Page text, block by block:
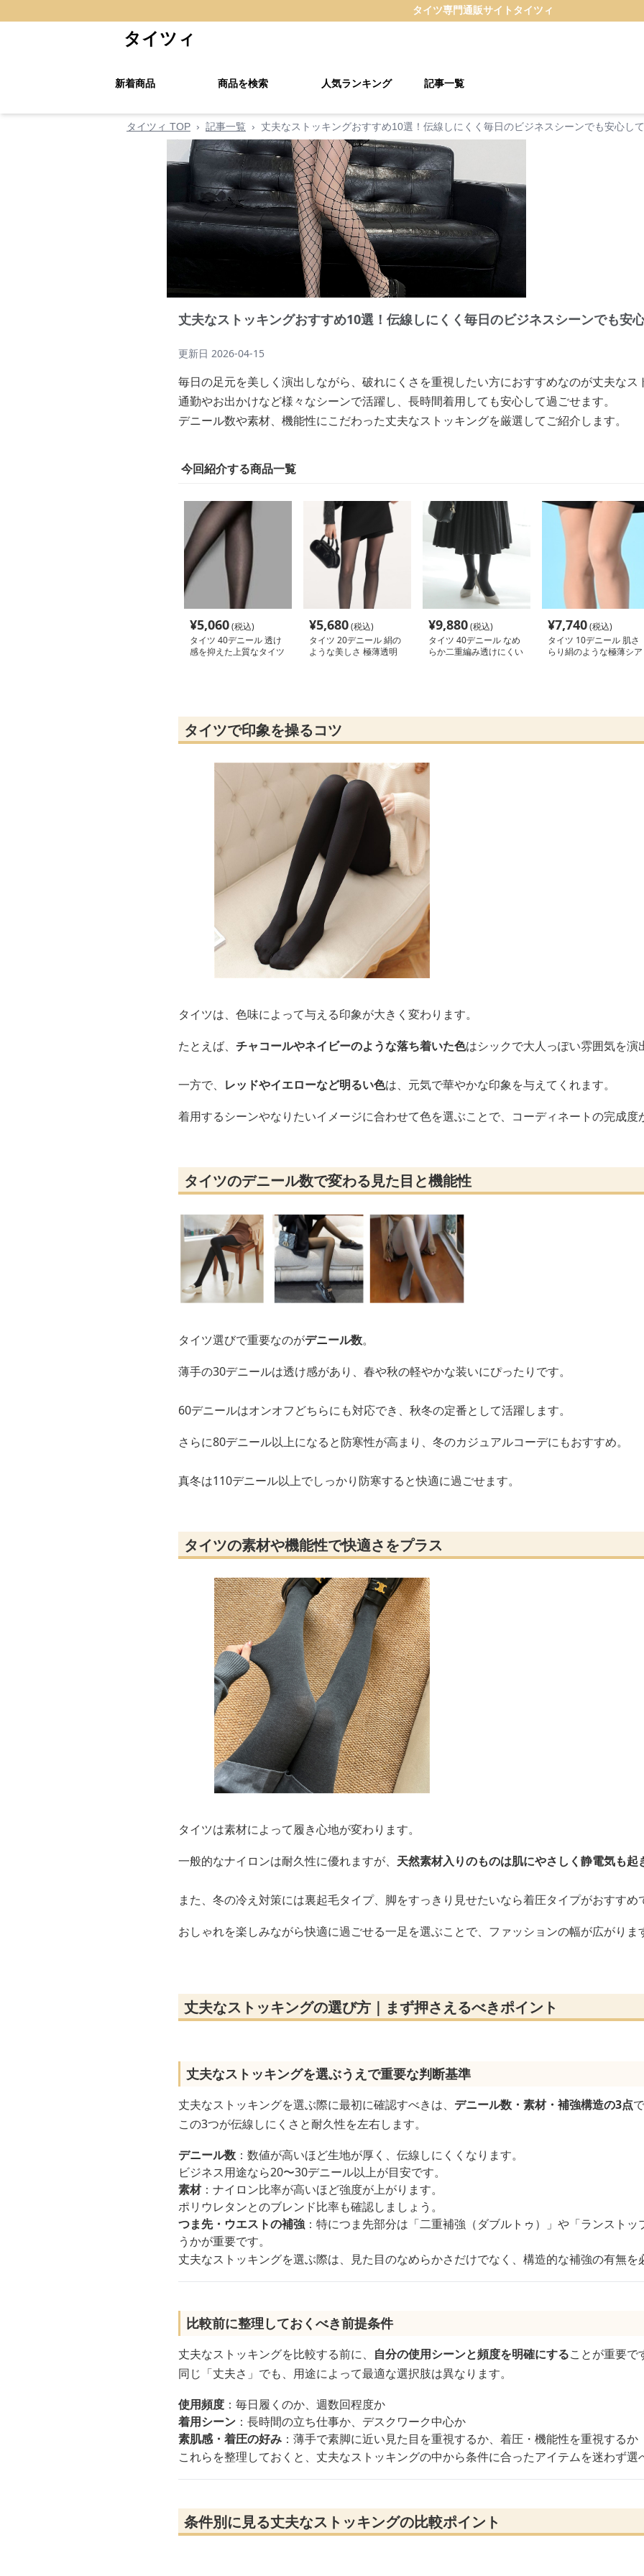
タイツ専門通販サイト タイツィ
タイツィ
新着商品 商品を検索 人気ランキング 記事一覧
タイツィ TOP › 記事一覧 › 丈夫なストッキングおすすめ10選！伝線しにくく毎日のビジネスシーンでも安心し
丈夫なストッキングおすすめ10選！伝線しにくく毎日のビジネスシーンでも安
更新日 2026-04-15
毎日の足元を美しく演出しながら、破れにくさを重視したい方におすすめなのが丈夫なス
通勤やお出かけなど様々なシーンで活躍し、長時間着用しても安心して過ごせます。
デニール数や素材、機能性にこだわった丈夫なストッキングを厳選してご紹介します。
今回紹介する商品一覧
¥5,060(税込)
タイツ 40デニール 透け
感を抑えた上質なタイツ
¥5,680(税込)
タイツ 20デニール 絹の
ような美しさ 極薄透明
¥9,880(税込)
タイツ 40デニール なめ
らか二重編み透けにくい
¥7,740(税込)
タイツ 10デニール 肌さ
らり絹のような極薄シア
タイツで印象を操るコツ
タイツは、色味によって与える印象が大きく変わります。
たとえば、 チャコールやネイビーのような落ち着いた色はシックで大人っぽい雰囲気を演
一方で、 レッドやイエローなど明るい色は、元気で華やかな印象を与えてくれます。
着用するシーンやなりたいイメージに合わせて色を選ぶことで、コーディネートの完成度
タイツのデニール数で変わる見た目と機能性
タイツ選びで重要なのがデニール数。
薄手の30デニールは透け感があり、春や秋の軽やかな装いにぴったりです。
60デニールはオンオフどちらにも対応でき、秋冬の定番として活躍します。
さらに80デニール以上になると防寒性が高まり、冬のカジュアルコーデにもおすすめ。
真冬は110デニール以上でしっかり防寒すると快適に過ごせます。
タイツの素材や機能性で快適さをプラス
タイツは素材によって履き心地が変わります。
一般的なナイロンは耐久性に優れますが、 天然素材入りのものは肌にやさしく静電気も起
また、冬の冷え対策には裏起毛タイプ、脚をすっきり見せたいなら着圧タイプがおすすめ
おしゃれを楽しみながら快適に過ごせる一足を選ぶことで、ファッションの幅が広がりま
丈夫なストッキングの選び方｜まず押さえるべきポイント
丈夫なストッキングを選ぶうえで重要な判断基準
丈夫なストッキングを選ぶ際に最初に確認すべきは、 デニール数・素材・補強構造の3点
この3つが伝線しにくさと耐久性を左右します。
デニール数 ：数値が高いほど生地が厚く、伝線しにくくなります。
ビジネス用途なら20〜30デニール以上が目安です。
素材：ナイロン比率が高いほど強度が上がります。
ポリウレタンとのブレンド比率も確認しましょう。
つま先・ウエストの補強 ：特につま先部分は「二重補強（ダブルトゥ）」や「ランスト
うかが重要です。
丈夫なストッキングを選ぶ際は、見た目のなめらかさだけでなく、構造的な補強の有無を
比較前に整理しておくべき前提条件
丈夫なストッキングを比較する前に、 自分の使用シーンと頻度を明確にすることが重要で
同じ「丈夫さ」でも、用途によって最適な選択肢は異なります。
使用頻度 ：毎日履くのか、週数回程度か
着用シーン ：長時間の立ち仕事か、デスクワーク中心か
素肌感・着圧の好み ：薄手で素脚に近い見た目を重視するか、着圧・機能性を重視するか
これらを整理しておくと、丈夫なストッキングの中から条件に合ったアイテムを迷わず選
条件別に見る丈夫なストッキングの比較ポイント